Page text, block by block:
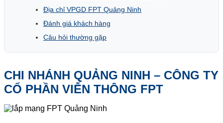
Địa chỉ VPGD FPT Quảng Ninh
Đánh giá khách hàng
Câu hỏi thường gặp
CHI NHÁNH QUẢNG NINH – CÔNG TY
CỔ PHẦN VIỄN THÔNG FPT